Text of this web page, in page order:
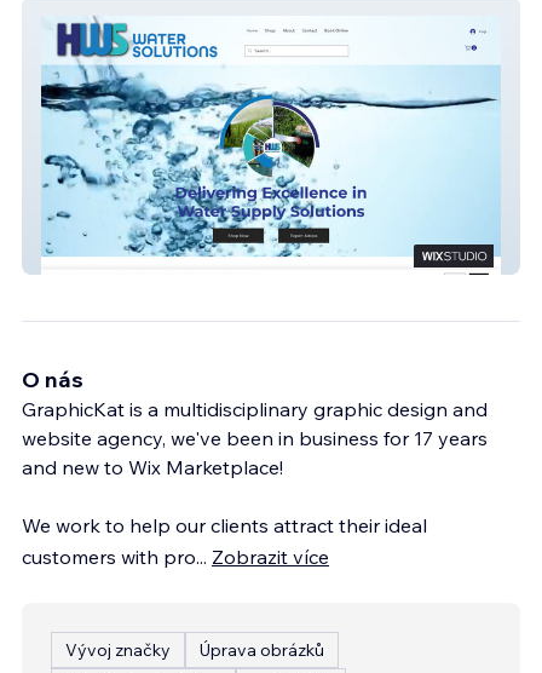
HWS Shop
O nás
GraphicKat is a multidisciplinary graphic design and
website agency, we've been in business for 17 years
and new to Wix Marketplace!
We work to help our clients attract their ideal
customers with pro... Zobrazit více
Vývoj značky
Úprava obrázků